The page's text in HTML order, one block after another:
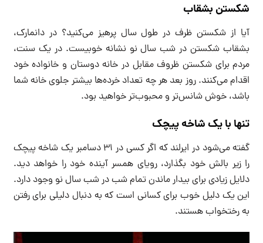
شکستن بشقاب
آیا از شکستن ظرف در طول سال پرهیز می‌کنید؟ در دانمارک،
بشقاب شکستن در شب سال نو نشانه خوبیست. در یک سنت،
مردم برای شکستن ظروف مقابل در خانه دوستان و خانواده خود
اقدام می‌کنند. روز بعد هر چه تعداد خرده‌ها بیشتر جلوی خانه شما
باشد، خوش شانس‌تر و محبوب‌تر خواهید بود.
تنها با یک شاخه پیچک
گفته می‌شود در ایرلند که اگر کسی در ۳۱ دسامبر یک شاخه پیچک
را زیر بالش خود بگذارد، رویای همسر آینده خود را خواهد دید.
دلایل زیادی برای بیدار ماندن تمام شب در شب سال نو وجود دارد.
این یک دلیل خوب برای کسانی است که به دنبال دلیلی برای رفتن
به رختخواب هستند.